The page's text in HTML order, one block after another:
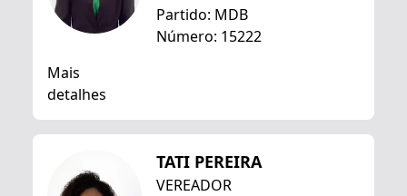
Partido: MDB
Número: 15222
Mais
detalhes
TATI PEREIRA
VEREADOR